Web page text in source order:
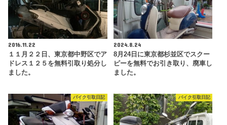
2016.11.22
１１月２２日、東京都中野区でア
ドレス１２５を無料引取り処分し
ました。
2024.8.24
8月24日に東京都杉並区でスクー
ピーを無料でお引き取り、廃車し
ました。
バイク引取日記 バイク引取日記